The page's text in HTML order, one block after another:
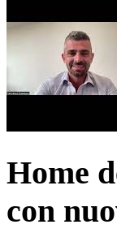
Home
con